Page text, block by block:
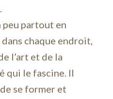
peu partout en
chaque endroit,
l’art et de la
qui le fascine. Il
se former et